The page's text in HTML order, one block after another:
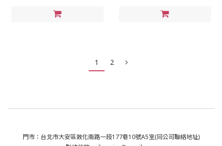
1 2
門市：台北市大安區敦化南路一段177巷10號A5室(同公司聯絡地址)